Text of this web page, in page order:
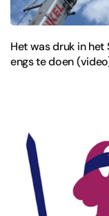
Het was druk in
engs te doen